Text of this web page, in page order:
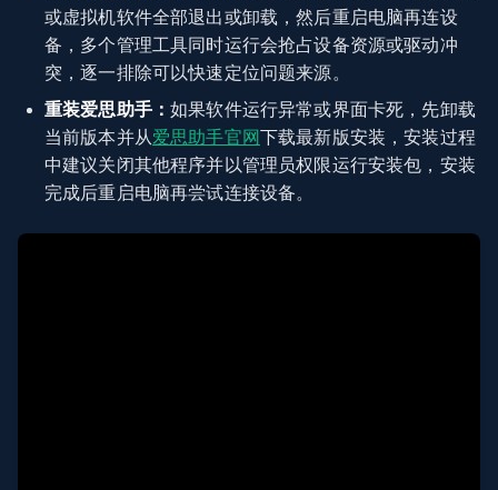
或虚拟机软件全部退出或卸载，然后重启电脑再连设
备，多个管理工具同时运行会抢占设备资源或驱动冲
突，逐一排除可以快速定位问题来源。
重装爱思助手：如果软件运行异常或界面卡死，先卸载
当前版本并从爱思助手官网下载最新版安装，安装过程
中建议关闭其他程序并以管理员权限运行安装包，安装
完成后重启电脑再尝试连接设备。